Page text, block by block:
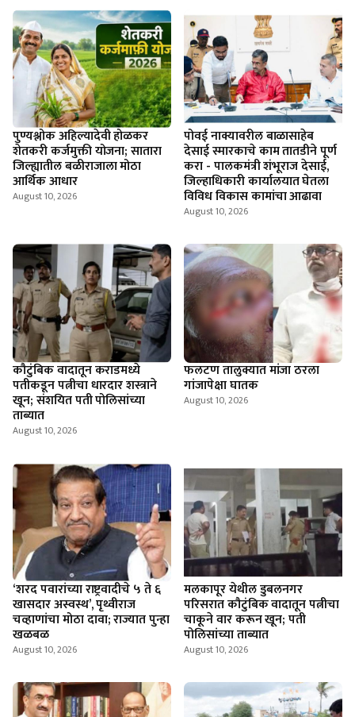
पुण्यश्लोक अहिल्यादेवी होळकर
शेतकरी कर्जमुक्ती योजना; सातारा
जिल्ह्यातील बळीराजाला मोठा
आर्थिक आधार
August 10, 2026
पोवई नाक्यावरील बाळासाहेब
देसाई स्मारकाचे काम तातडीने पूर्ण
करा - पालकमंत्री शंभूराज देसाई,
जिल्हाधिकारी कार्यालयात घेतला
विविध विकास कामांचा आढावा
August 10, 2026
कौटुंबिक वादातून कराडमध्ये
पतीकडून पत्नीचा धारदार शस्त्राने
खून; संशयित पती पोलिसांच्या
ताब्यात
August 10, 2026
फलटण तालुक्यात मांजा ठरला
गांजापेक्षा घातक
August 10, 2026
‘शरद पवारांच्या राष्ट्रवादीचे ५ ते ६
खासदार अस्वस्थ’, पृथ्वीराज
चव्हाणांचा मोठा दावा; राज्यात पुन्हा
खळबळ
August 10, 2026
मलकापूर येथील डुबलनगर
परिसरात कौटुंबिक वादातून पत्नीचा
चाकूने वार करून खून; पती
पोलिसांच्या ताब्यात
August 10, 2026